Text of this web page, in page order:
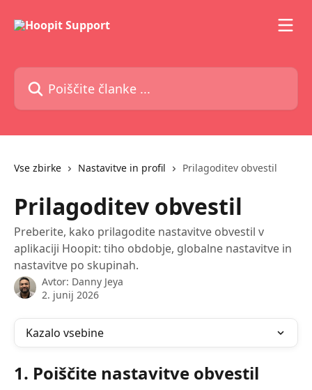
Poiščite članke ...
Vse zbirke Nastavitve in profil Prilagoditev obvestil
Prilagoditev obvestil
Preberite, kako prilagodite nastavitve obvestil v
aplikaciji Hoopit: tiho obdobje, globalne nastavitve in
nastavitve po skupinah.
Avtor: Danny Jeya
2. junij 2026
Kazalo vsebine
1. Poiščite nastavitve obvestil